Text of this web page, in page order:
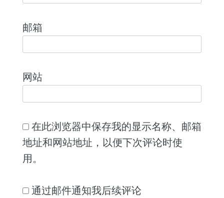
邮箱
网站
在此浏览器中保存我的显示名称、邮箱
地址和网站地址，以便下次评论时使
用。
通过邮件通知我后续评论